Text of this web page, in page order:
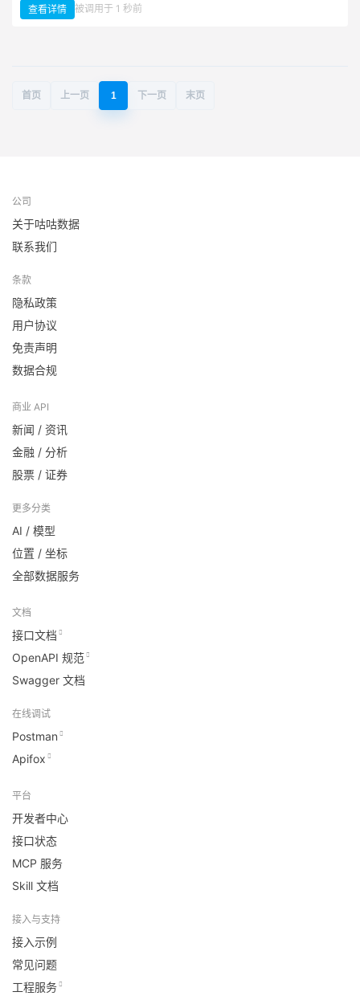
查看详情 ：
通
本
被调用于 1 秒前
首页 上一页 1 下一页 末页
公司
关于咕咕数据
联系我们
条款
隐私政策
用户协议
免责声明
数据合规
商业 API
新闻 / 资讯
金融 / 分析
股票 / 证券
更多分类
AI / 模型
位置 / 坐标
全部数据服务
文档
接口文档
OpenAPI 规范
Swagger 文档
在线调试
Postman
Apifox
平台
开发者中心
接口状态
MCP 服务
Skill 文档
接入与支持
接入示例
常见问题
工程服务